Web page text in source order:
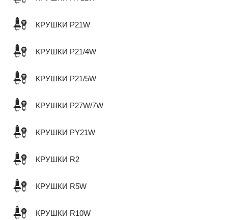
КРУШКИ P21W
КРУШКИ P21/4W
КРУШКИ P21/5W
КРУШКИ P27W/7W
КРУШКИ PY21W
КРУШКИ R2
КРУШКИ R5W
КРУШКИ R10W